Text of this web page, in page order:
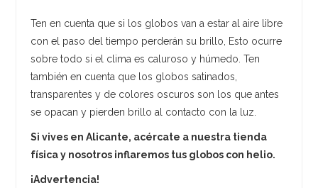
Ten en cuenta que si los globos van a estar al aire libre
con el paso del tiempo perderán su brillo, Esto ocurre
sobre todo si el clima es caluroso y húmedo. Ten
también en cuenta que los globos satinados,
transparentes y de colores oscuros son los que antes
se opacan y pierden brillo al contacto con la luz.
Si vives en Alicante, acércate a nuestra tienda
física y nosotros inflaremos tus globos con helio.
¡Advertencia!